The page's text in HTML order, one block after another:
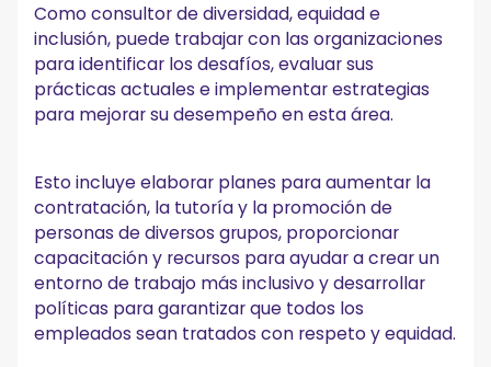
Como consultor de diversidad, equidad e
inclusión, puede trabajar con las organizaciones
para identificar los desafíos, evaluar sus
prácticas actuales e implementar estrategias
para mejorar su desempeño en esta área.
Esto incluye elaborar planes para aumentar la
contratación, la tutoría y la promoción de
personas de diversos grupos, proporcionar
capacitación y recursos para ayudar a crear un
entorno de trabajo más inclusivo y desarrollar
políticas para garantizar que todos los
empleados sean tratados con respeto y equidad.